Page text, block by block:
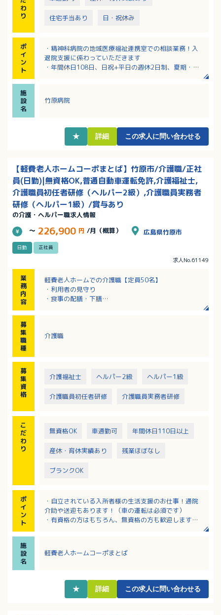
わ
り
住宅手当あり 日・祝休み
ポ
イ
ン
ト
・精神科病院の地域医療福祉連携室での相談業務！入
退院支援に係わっていただきます
・年間休日108日、日祝+平日の週休2日制、夏期・年
・時間外は月平均5時間程度で少なめ、家庭と両立した
い方におすすめです！
施
設
名
竹原病院
★ 詳細 この求人に問い合わせる
【軽費老人ホームコーポまとば】竹原市/介護職/正社
員(日勤)|無資格OK,普通自動車運転免許,介護福祉士,
介護職員初任者研修（ヘルパー2級）,介護職員実務者
研修（ヘルパー1級）/賞与あり
の介護・ヘルパー職求人情報
～ 226,900 円 /月（概算） 広島県竹原市
日勤 正社員
求人No.61149
業
務
内
容
軽費老人ホームでの介護職【定員50名】
・利用者の見守り
・食事の配膳・下膳
・記録業務（PC使用）
募
集
職
種
介護職
募
集
資
格
介護福祉士 ヘルパー2級 ヘルパー1級
介護職員初任者研修 介護職員実務者研修
こ
だ
わ
り
無資格OK 車通勤可 年間休日110日以上
産休・育休実績あり 残業ほぼなし
ブランクOK
ポ
イ
ン
ト
・自立されている入所者様の生活支援のお仕事！通院
介助や送迎もあります！（車の運転は必須です）
・有資格の方はもちろん、無資格の方も歓迎します！
・完全週休2日制、年間休日110日、長く勤務される職
員さんが多く安定的に勤務ができます！
施
設
名
軽費老人ホームコーポまとば
★ 詳細 この求人に問い合わせる